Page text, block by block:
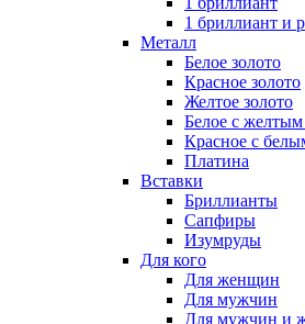
1 бриллиант и
Металл
Белое золото
Красное золото
Желтое золото
Белое с желтым
Красное с
Платина
Вставки
Бриллианты
Сапфиры
Изумруды
Для кого
Для женщин
Для мужчин
Для мужчин и